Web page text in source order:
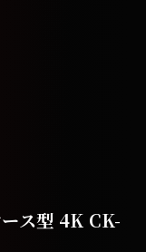
ス型 4K CK-